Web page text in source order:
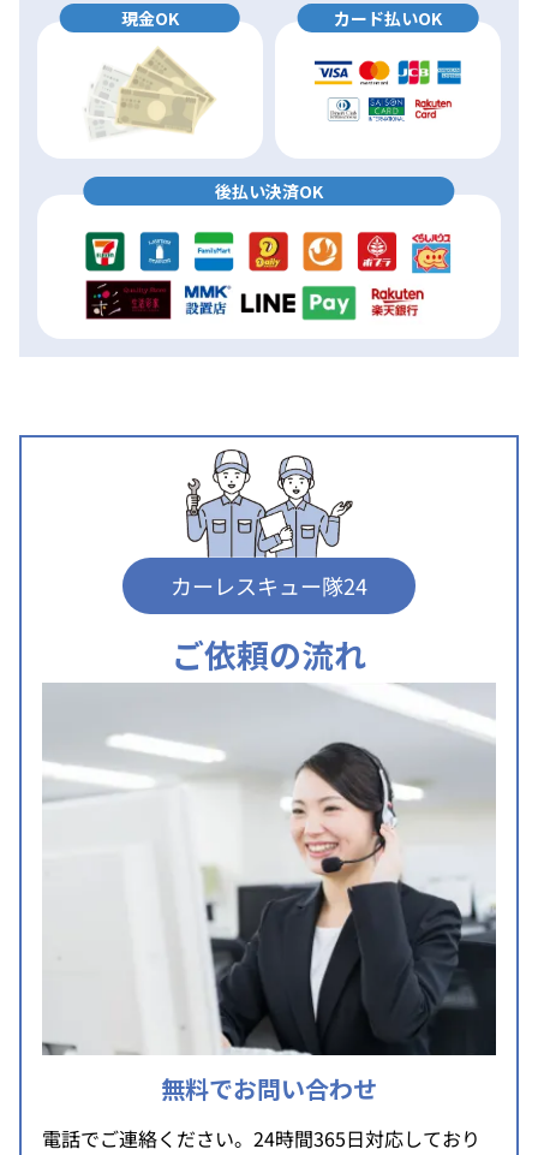
現金OK カード払いOK
後払い決済OK
カーレスキュー隊24
ご依頼の流れ
無料でお問い合わせ
電話でご連絡ください。24時間365日対応しており